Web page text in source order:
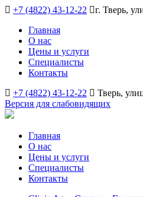
+7 (4822) 43-12-22
г. Тверь,
Главная
О нас
Цены и услуги
Специалисты
Контакты
+7 (4822) 43-12-22
Тверь,
Версия для слабовидящих
Главная
О нас
Цены и услуги
Специалисты
Контакты